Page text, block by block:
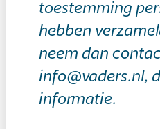
toestemming
hebben
neem dan
info@vaders.nl,
informatie.